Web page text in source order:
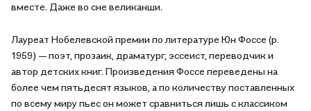
вместе. Даже во сне великанши.
Лауреат Нобелевской премии по литературе Юн Фоссе (р.
1959) — поэт, прозаик, драматург, эссеист, переводчик и
автор детских книг. Произведения Фоссе переведены на
более чем пятьдесят языков, а по количеству поставленных
по всему миру пьес он может сравниться лишь с классиком